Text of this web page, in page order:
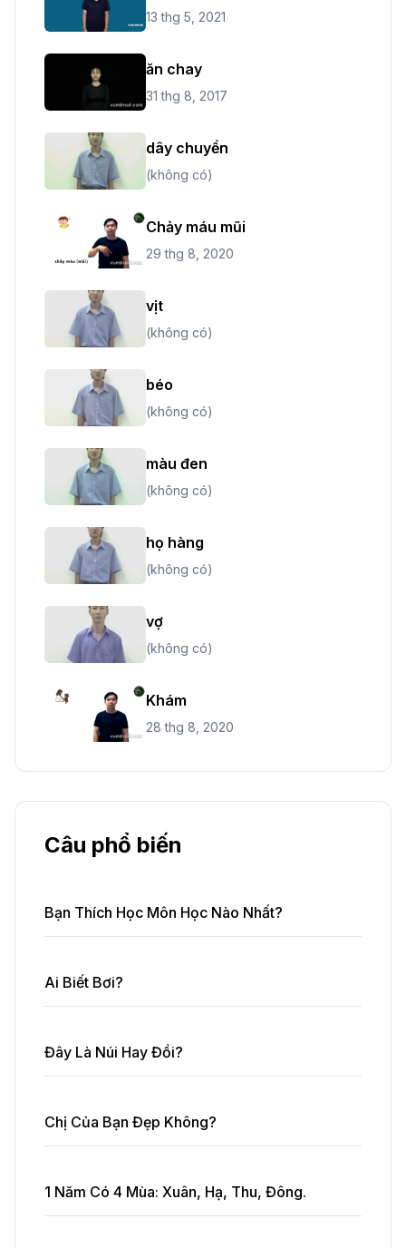
13 thg 5, 2021
ăn chay
31 thg 8, 2017
dây chuyền
(không có)
Chảy máu mũi
29 thg 8, 2020
vịt
(không có)
béo
(không có)
màu đen
(không có)
họ hàng
(không có)
vợ
(không có)
Khám
28 thg 8, 2020
Câu phổ biến
Bạn Thích Học Môn Học Nào Nhất?
Ai Biết Bơi?
Đây Là Núi Hay Đồi?
Chị Của Bạn Đẹp Không?
1 Năm Có 4 Mùa: Xuân, Hạ, Thu, Đông.